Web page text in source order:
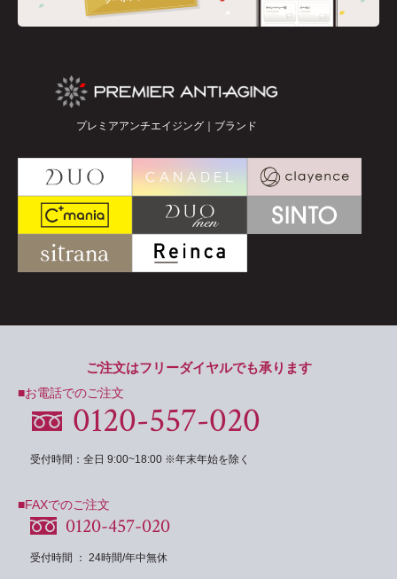
プレミアアンチエイジング｜ブランド
ご注文はフリーダイヤルでも承ります
■お電話でのご注文
0120-557-020
受付時間：全日 9:00~18:00 ※年末年始を除く
■FAXでのご注文
0120-457-020
受付時間 ： 24時間/年中無休